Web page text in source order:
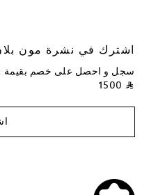
اشترك في نشرة مون
سجل و احصل على خصم بقيمة
⃁